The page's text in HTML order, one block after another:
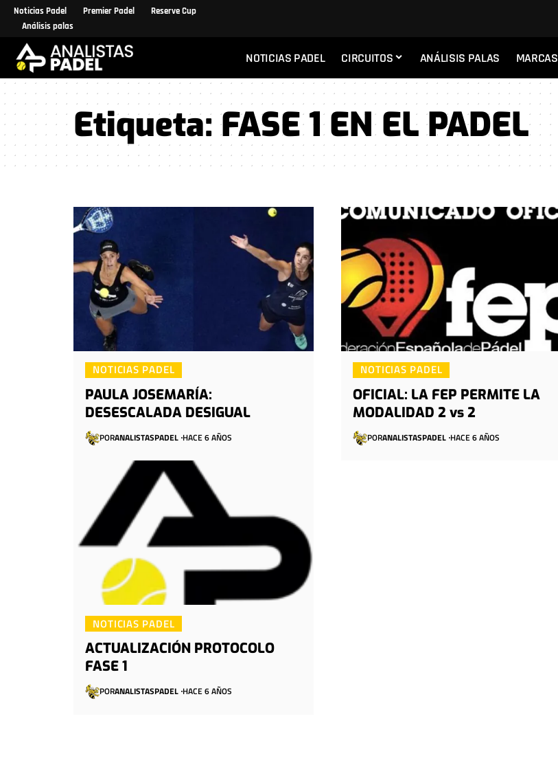
Noticias Padel Premier Padel
Reserve Cup
Análisis palas
NOTICIAS PADEL CIRCUITOS ANÁLISIS PALAS MARCAS
Etiqueta:FASE 1 EN EL PADEL
NOTICIAS PADEL
PAULA JOSEMARÍA:
DESESCALADA DESIGUAL
PORANALISTASPADEL HACE 6 AÑOS
NOTICIAS PADEL
OFICIAL: LA FEP PERMITE LA
MODALIDAD 2 vs 2
PORANALISTASPADEL HACE 6 AÑOS
NOTICIAS PADEL
ACTUALIZACIÓN PROTOCOLO
FASE 1
PORANALISTASPADEL HACE 6 AÑOS